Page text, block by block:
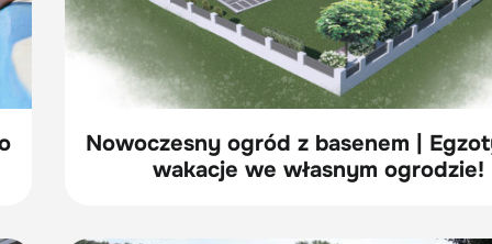
Nowoczesny ogród z basenem |
wakacje we własnym ogrodzie!